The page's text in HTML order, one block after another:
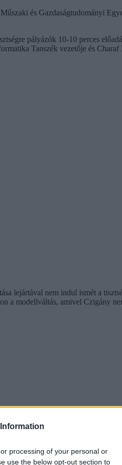
processing of your personal or
use the below opt-out section to
és Gazdaságtudományi
pályázók 10-10 perces
Tanszék vezetője és
lejártával nem indul ismét a
a modellváltás, amivel Czigány